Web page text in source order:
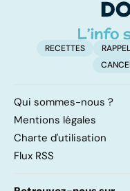
RECETTES
Qui sommes-nous ?
Mentions légales
Charte d'utilisation
Flux RSS